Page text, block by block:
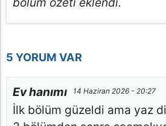
5 YORUM VAR
Ev hanımı 14 Haziran 2026 - 20:27
İlk bölüm güzeldi ama yaz